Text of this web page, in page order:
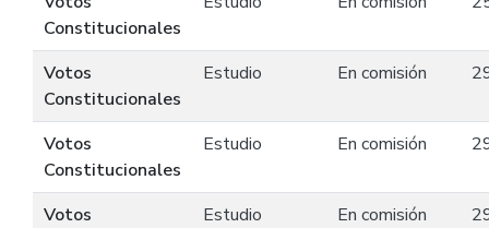
Constitucionales
Votos
Constitucionales
Estudio En comisión
Votos
Constitucionales
Estudio En comisión
Votos
Estudio En comisión